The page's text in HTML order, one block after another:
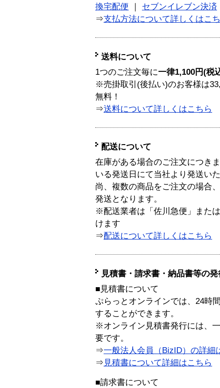
換宅配便
セブンイレブン決済
⇒支払方法について詳しくはこ
送料について
1つのご注文毎に一律1,100円(税
※売掛取引(後払い)のお客様は
無料！
⇒送料について詳しくはこちら
配送について
在庫がある場合のご注文につき
いる発送日にて当社より発送い
尚、複数の商品をご注文の場合
発送となります。
※配送業者は「佐川急便」また
けます
⇒配送について詳しくはこちら
見積書・請求書・納品書等の
■見積書について
ぷらっとオンラインでは、24時
することができます。
※オンライン見積書発行には、
要です。
⇒一般法人会員（BizID）の詳細
⇒ 見積書について詳細はこちら
■請求書について